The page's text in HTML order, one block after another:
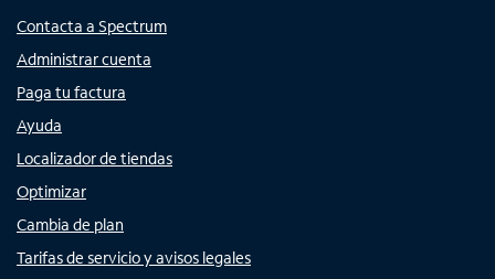
Contacta a Spectrum
Administrar cuenta
Paga tu factura
Ayuda
Localizador de tiendas
Optimizar
Cambia de plan
Tarifas de servicio y avisos legales